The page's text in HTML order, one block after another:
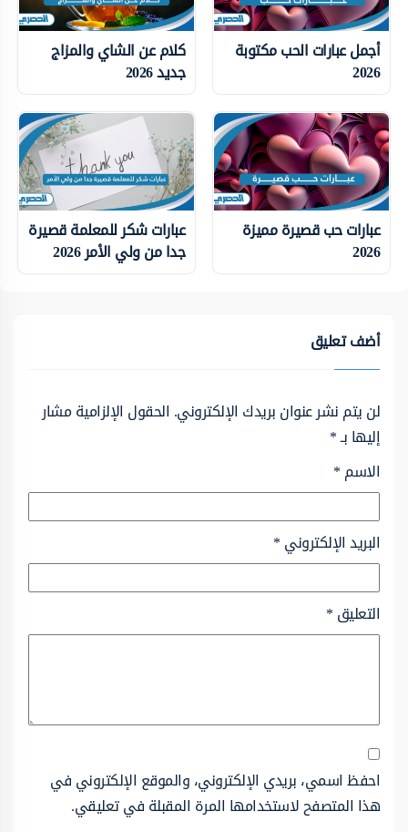
أجمل عبارات الحب مكتوبة
2026
كلام عن الشاي والمزاج
جديد 2026
عبارات حب قصيرة مميزة
2026
عبارات شكر للمعلمة قصيرة
جدا من ولي الأمر 2026
أضف تعليق
لن يتم نشر عنوان بريدك الإلكتروني. الحقول الإلزامية مشار
إليها بـ*
الاسم*
البريد الإلكتروني*
التعليق*
احفظ اسمي، بريدي الإلكتروني، والموقع الإلكتروني في
هذا المتصفح لاستخدامها المرة المقبلة في تعليقي.